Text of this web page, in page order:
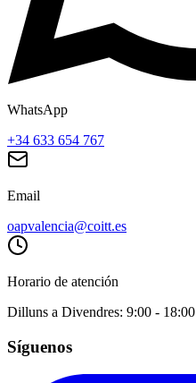
WhatsApp
+34 633 654 767
Email
oapvalencia@coitt.es
Horario de atención
Dilluns a Divendres: 9:00 - 18:00
Síguenos